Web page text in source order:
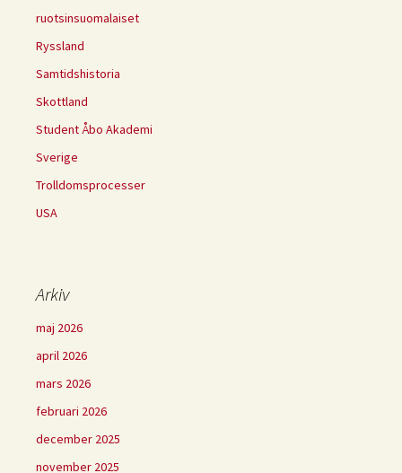
ruotsinsuomalaiset
Ryssland
Samtidshistoria
Skottland
Student Åbo Akademi
Sverige
Trolldomsprocesser
USA
Arkiv
maj 2026
april 2026
mars 2026
februari 2026
december 2025
november 2025